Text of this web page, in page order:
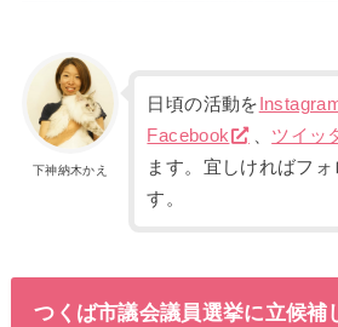
下神納木かえ
日頃の活動を
Facebook
ツイッ
ます。宜しければフ
す。
つくば市議会議員選挙に立候補